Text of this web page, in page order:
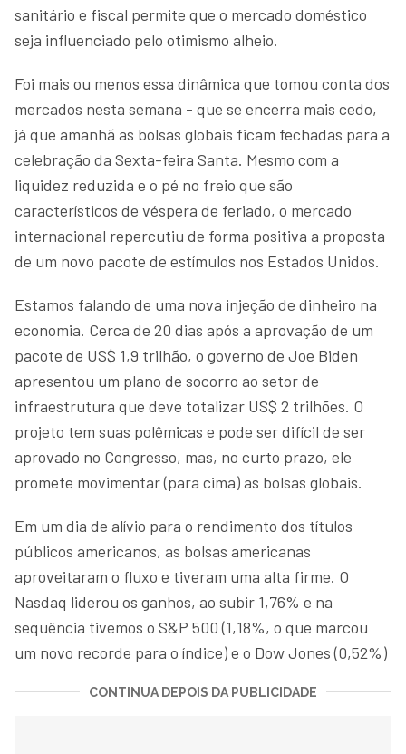
sanitário e fiscal permite que o mercado doméstico
seja influenciado pelo otimismo alheio.
Foi mais ou menos essa dinâmica que tomou conta dos
mercados nesta semana - que se encerra mais cedo,
já que amanhã as bolsas globais ficam fechadas para a
celebração da Sexta-feira Santa. Mesmo com a
liquidez reduzida e o pé no freio que são
característicos de véspera de feriado, o mercado
internacional repercutiu de forma positiva a proposta
de um novo pacote de estímulos nos Estados Unidos.
Estamos falando de uma nova injeção de dinheiro na
economia. Cerca de 20 dias após a aprovação de um
pacote de US$ 1,9 trilhão, o governo de Joe Biden
apresentou um plano de socorro ao setor de
infraestrutura que deve totalizar US$ 2 trilhões. O
projeto tem suas polêmicas e pode ser difícil de ser
aprovado no Congresso, mas, no curto prazo, ele
promete movimentar (para cima) as bolsas globais.
Em um dia de alívio para o rendimento dos títulos
públicos americanos, as bolsas americanas
aproveitaram o fluxo e tiveram uma alta firme. O
Nasdaq liderou os ganhos, ao subir 1,76% e na
sequência tivemos o S&P 500 (1,18%, o que marcou
um novo recorde para o índice) e o Dow Jones (0,52%)
CONTINUA DEPOIS DA PUBLICIDADE